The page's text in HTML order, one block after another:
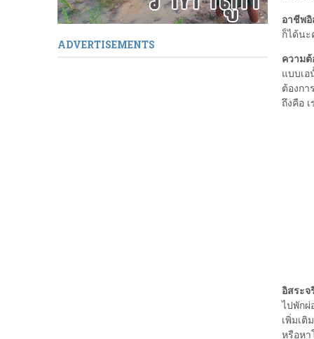
อาชีพ
ก็ได้นะ
ความต้
แบบเอ
ต้องกา
ถึงคือ
อิสระจ
ไปพักผ่
เพิ่มเ
หรือหา
ADVERTISEMENTS